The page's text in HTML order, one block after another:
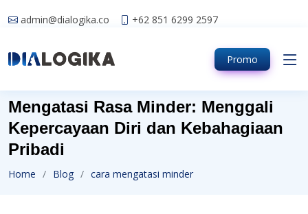
admin@dialogika.co +62 851 6299 2597
Promo
Mengatasi Rasa Minder: Menggali
Kepercayaan Diri dan Kebahagiaan
Pribadi
Home Blog cara mengatasi minder